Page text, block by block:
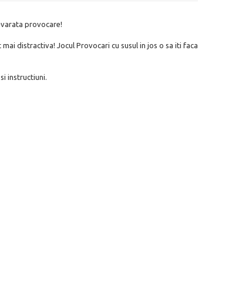
provocare!
distractiva! Jocul Provocari cu susul in jos o sa iti faca
instructiuni.